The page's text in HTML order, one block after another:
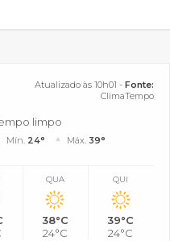
Atualizado às 10h01 - Fonte:
ClimaTempo
limpo
Mín. 24° Máx. 39°
QUA
38°C
24°C
QUI
39°C
24°C